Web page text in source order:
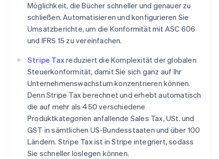
Möglichkeit, die Bücher schneller und genauer zu
schließen. Automatisieren und konfigurieren Sie
Umsatzberichte, um die Konformität mit ASC 606
und IFRS 15 zu vereinfachen.
Stripe Taxreduziert die Komplexität der globalen
Steuerkonformität, damit Sie sich ganz auf Ihr
Unternehmenswachstum konzentrieren können.
Denn Stripe Tax berechnet und erhebt automatisch
die auf mehr als 450 verschiedene
Produktkategorien anfallende Sales Tax, USt. und
GST in sämtlichen US-Bundesstaaten und über 100
Ländern. Stripe Tax ist in Stripe integriert, sodass
Sie schneller loslegen können.
Gibraltar
English
Griechenland
English
English
Irland
English
Italien
English
Japan
日本語English
Kanada
EnglishFrançais
Kroatien